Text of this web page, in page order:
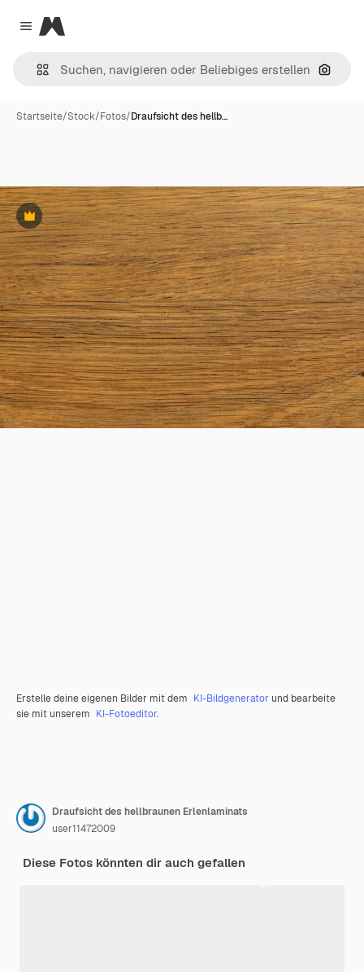
Close menu
Magnific
Nach
Startseite/Stock/Fotos/Draufsicht des hellb…
Premium
Erstelle deine eigenen Bilder mit dem KI-Bildgenerator und bearbeite
sie mit unserem KI-Fotoeditor.
Draufsicht des hellbraunen Erlenlaminats
user11472009
Diese Fotos könnten dir auch gefallen